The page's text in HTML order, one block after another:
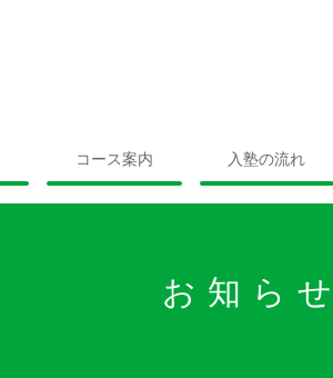
コース案内 入塾の流れ
お知ら